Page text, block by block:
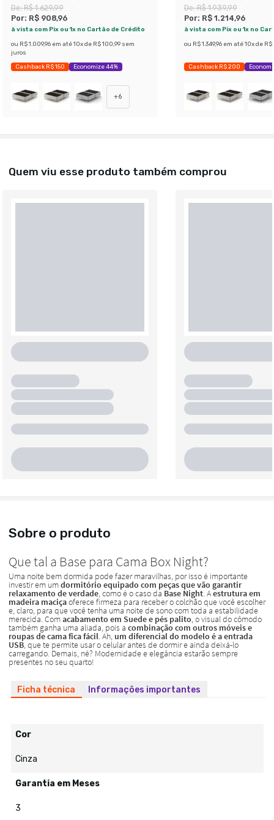
cm) Suede Bege
De:R$ 1.629,99
Por: R$ 908,96
à vista com Pix ou 1x no Cartão de Crédito
ou R$ 1.009,96 em até 10x de R$ 100,99 sem
juros
Cashback R$ 150 Economize 44%
+6
cm) Suede Bege
De:R$ 1.939,99
Por: R$ 1.214,96
à vista com Pix ou 1x no
ou R$ 1.349,96 em até 10x de R$
Cashback R$ 200
Quem viu esse produto também comprou
Sobre o produto
Ficha técnica Informações importantes
Cor
Cinza
Garantia em Meses
3